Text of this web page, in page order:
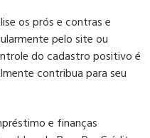
os prós e contras e
pelo site ou
do cadastro positivo é
contribua para seu
e finanças